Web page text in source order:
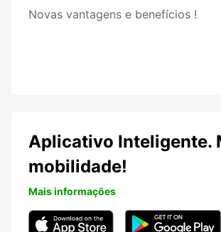
Novas vantagens e benefícios !
Aplicativo Inteligente.
mobilidade!
Mais informações